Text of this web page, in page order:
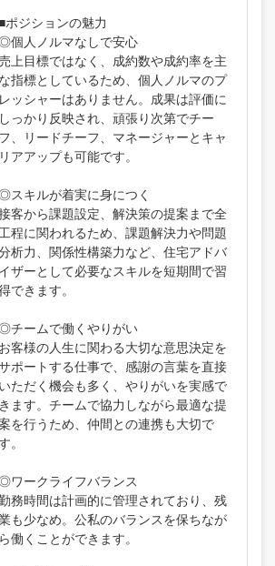
ポジションの魅力
個人ノルマなしで安心
上目標ではなく、成約数や成約率を主
な指標としているため、個人ノルマのプ
レッシャーはありません。成果は評価に
しっかり反映され、頑張り次第でチー
フ、リードチーフ、マネージャーとキャ
リアアップも可能です。
スキルが着実に身につく
客から課題設定、解決策の提案まで全
程に関われるため、課題解決力や問題
析力、関係性構築力など、住宅アドバ
イザーとして必要なスキルを短期間で習
できます。
チームで働くやりがい
お客様の人生に関わる大切な意思決定を
ポートする仕事で、感謝の言葉を直接
いただく機会も多く、やりがいを実感で
きます。チームで協力しながら最適な提
を行うため、仲間との連携も大切で
。
ワークライフバランス
務時間は計画的に管理されており、残
も少なめ。公私のバランスを保ちなが
ら働くことができます。